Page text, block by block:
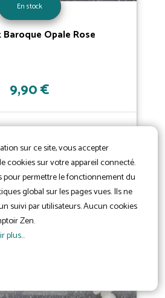
sur ce site, vous accepter
cookies sur votre appareil connecté.
pour permettre le fonctionnement du
global sur les pages vues. Ils ne
suivi par utilisateurs. Aucun cookies
Zen.
plus...
En stock
Opale Rose
9,90 €